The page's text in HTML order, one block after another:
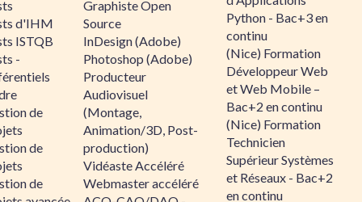
d'IHM
ISTQB
-
de
de
de
Graphiste Open
Source
InDesign (Adobe)
Photoshop (Adobe)
Producteur
Audiovisuel
(Montage,
Animation/3D, Post-
production)
Vidéaste Accéléré
Webmaster accéléré
Python - Bac+3 en
continu
(Nice) Formation
Développeur Web
et Web Mobile –
Bac+2 en continu
(Nice) Formation
Technicien
Supérieur Systèmes
et Réseaux - Bac+2
en continu